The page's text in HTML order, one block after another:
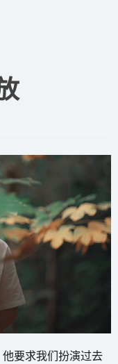
要求我们扮演过去